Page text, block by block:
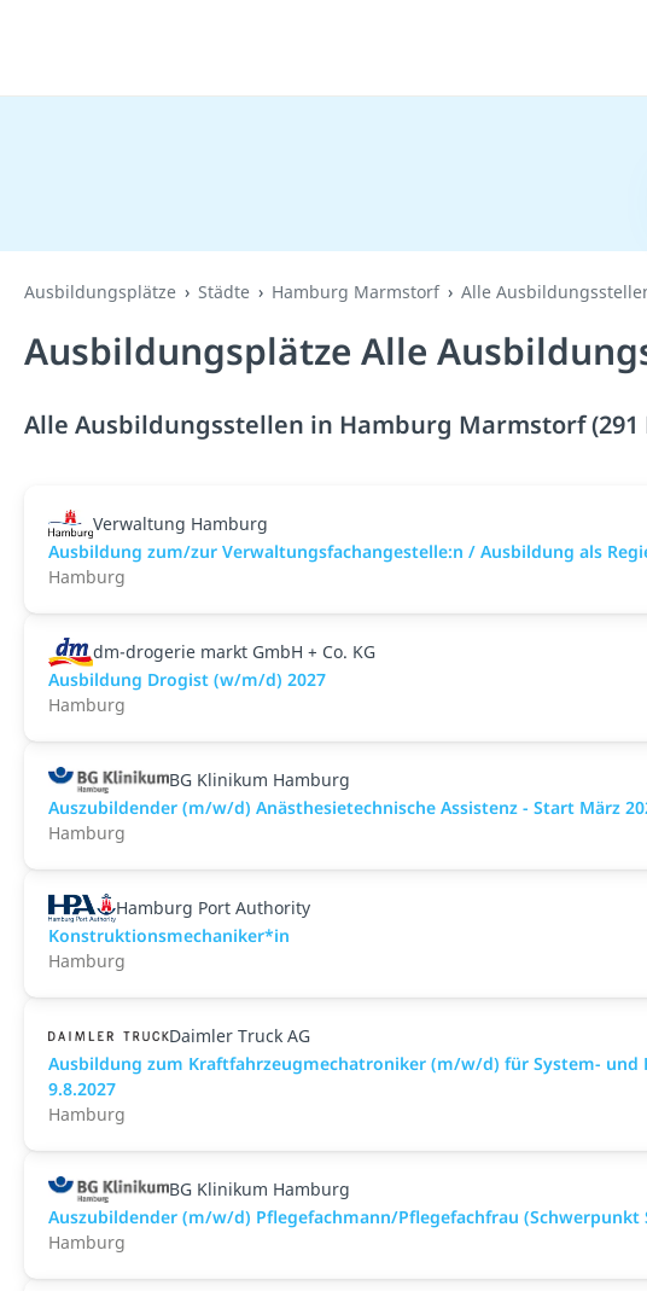
Ausbildungsplätze Städte Hamburg Marmstorf Alle
Ausbildungsplätze Alle
Alle Ausbildungsstellen in Hamburg Marmstorf (291
Verwaltung Hamburg
Ausbildung zum/zur Verwaltungsfachangestelle:n / Ausbildung als
Hamburg
dm-drogerie markt GmbH + Co. KG
Ausbildung Drogist (w/m/d) 2027
Hamburg
BG Klinikum Hamburg
Auszubildender (m/w/d) Anästhesietechnische Assistenz - Start März
Hamburg
Hamburg Port Authority
Konstruktionsmechaniker*in
Hamburg
Daimler Truck AG
Ausbildung zum Kraftfahrzeugmechatroniker (m/w/d) für System- und
9.8.2027
Hamburg
BG Klinikum Hamburg
Auszubildender (m/w/d) Pflegefachmann/Pflegefachfrau
Hamburg